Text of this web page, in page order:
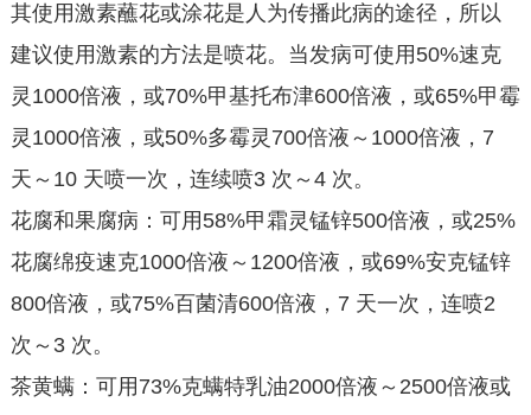
其使用激素蘸花或涂花是人为传播此病的途径，所以
建议使用激素的方法是喷花。当发病可使用50%速克
灵1000倍液，或70%甲基托布津600倍液，或65%甲霉
灵1000倍液，或50%多霉灵700倍液～1000倍液，7
天～10 天喷一次，连续喷3 次～4 次。
花腐和果腐病：可用58%甲霜灵锰锌500倍液，或25%
花腐绵疫速克1000倍液～1200倍液，或69%安克锰锌
800倍液，或75%百菌清600倍液，7 天一次，连喷2
次～3 次。
茶黄螨：可用73%克螨特乳油2000倍液～2500倍液或